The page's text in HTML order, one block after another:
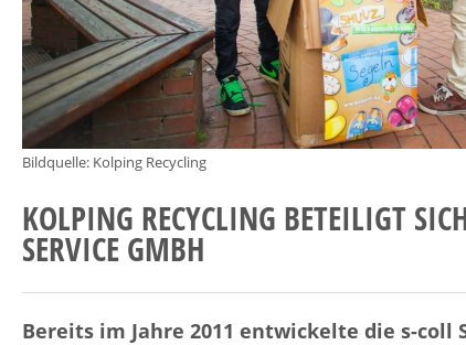
Bildquelle: Kolping Recycling
KOLPING RECYCLING BETEILIGT
SERVICE GMBH
Bereits im Jahre 2011 entwickelte die s-coll